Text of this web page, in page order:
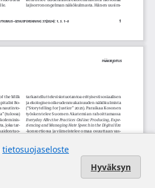
tietosuojaseloste
Hyväksyn